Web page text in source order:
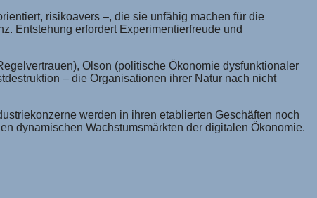
risikoavers –, die sie unfähig machen für die
Entstehung erfordert Experimentierfreude und
Olson (politische Ökonomie dysfunktionaler
– die Organisationen ihrer Natur nach nicht
werden in ihren etablierten Geschäften noch
dynamischen Wachstumsmärkten der digitalen Ökonomie.